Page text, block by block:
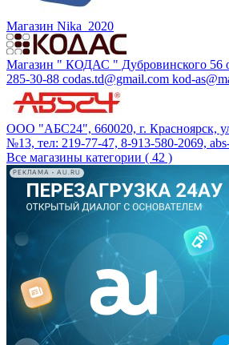
Магазин Nika_2020
Магазин " КОДАС " Дубровинского 56
285-30-88 codas.td@gmail.com kod-
ООО "АБС24", 660020, г. Красноярск,
№13, тел: 219-77-47, 8-913-580-2069,
Все магазины категории ( 42 )
РЕКЛАМА • AU.RU